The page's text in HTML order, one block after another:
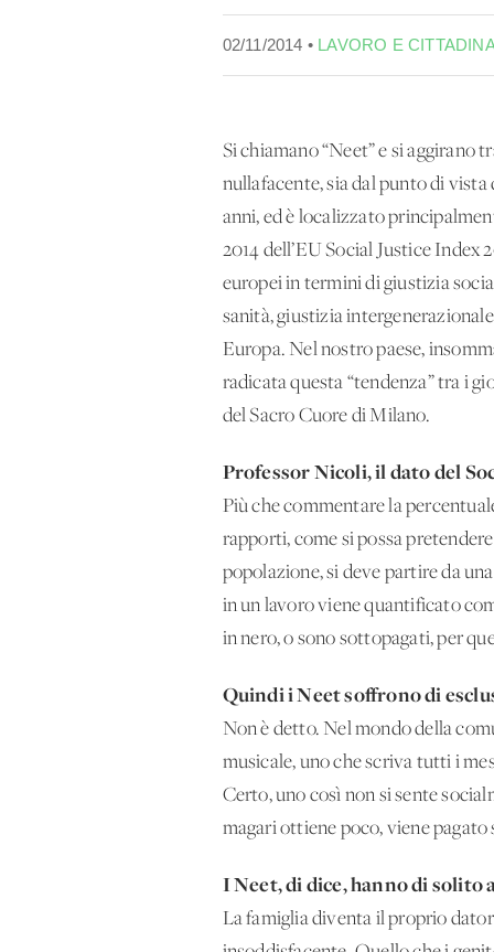
02/11/2014 • LAVORO E
Si chiamano “Neet” e si aggirano
nullafacente, sia dal punto di
anni, ed è localizzato
2014 dell’EU Social Justice
europei in termini di giustizia
sanità, giustizia
Europa. Nel nostro paese,
radicata questa “tendenza” tra i
del Sacro Cuore di Milano.
Professor Nicoli, il dato del
Più che commentare la
rapporti, come si possa
popolazione, si deve partire da
in un lavoro viene quantificato
in nero, o sono sottopagati, per
Quindi i Neet soffrono di
Non è detto. Nel mondo della
musicale, uno che scriva tutti i
Certo, uno così non si sente
magari ottiene poco, viene
I Neet, di dice, hanno di solito
La famiglia diventa il proprio